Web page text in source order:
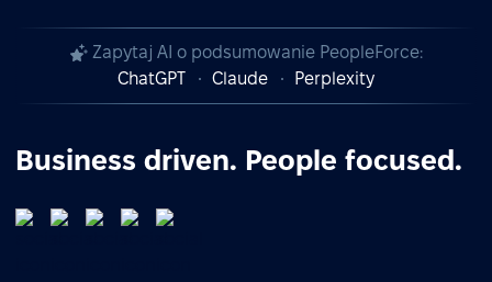
Zapytaj AI o podsumowanie PeopleForce:
ChatGPT
Claude Perplexity
Business driven. People focused.